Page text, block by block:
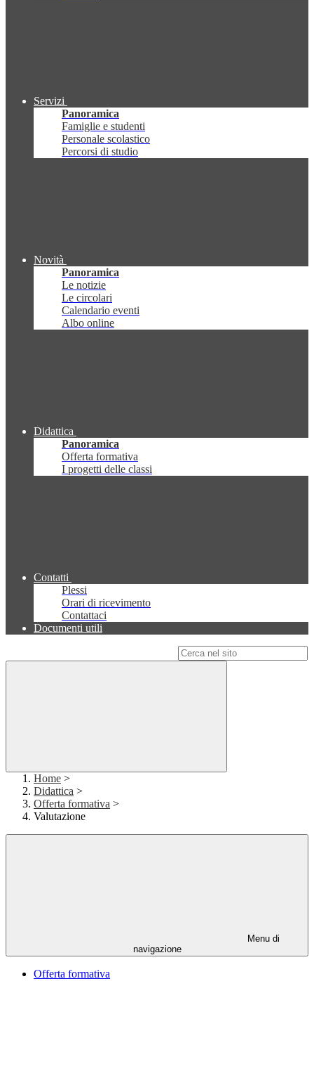
Servizi
Panoramica
Famiglie e studenti
Personale scolastico
Percorsi di studio
Novità
Panoramica
Le notizie
Le circolari
Calendario eventi
Albo online
Didattica
Panoramica
Offerta formativa
I progetti delle classi
Contatti
Plessi
Orari di ricevimento
Contattaci
Documenti utili
Home >
Didattica >
Offerta formativa >
Valutazione
Menu di
navigazione
Offerta formativa